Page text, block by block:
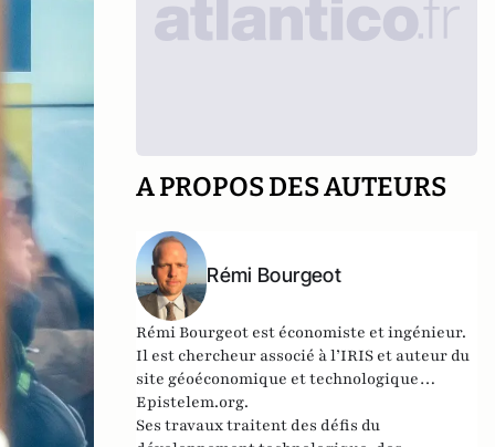
A PROPOS DES AUTEURS
Rémi Bourgeot
Rémi Bourgeot est économiste et ingénieur.
Il est chercheur associé à l’IRIS et auteur du
site géoéconomique et technologique
Epistelem.org.
Ses travaux traitent des défis du